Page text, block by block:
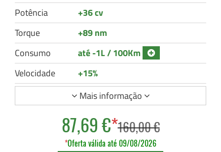
Potência
+36 cv
Torque
+89 nm
Consumo
até -1L / 100Km
Velocidade
+15%
Mais informação
87,69 €*160,00 €
*Oferta válida até 09/08/2026